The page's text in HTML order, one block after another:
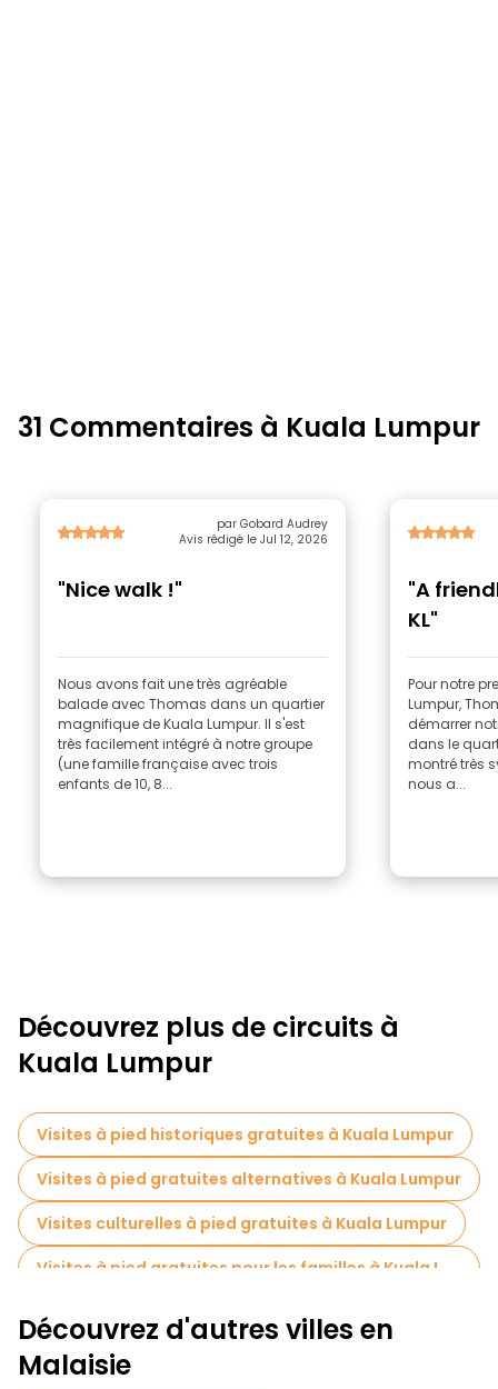
31 Commentaires à Kuala Lumpur
par Gobard Audrey
Avis rédigé le Jul 12, 2026
"Nice walk !"
Nous avons fait une très agréable
balade avec Thomas dans un quartier
magnifique de Kuala Lumpur. Il s'est
très facilement intégré à notre groupe
(une famille française avec trois
enfants de 10, 8...
"A
KL"
Pour notre
Lumpur,
démarrer
dans le
montré très
nous a...
Découvrez plus de circuits à
Kuala Lumpur
Visites à pied historiques gratuites à Kuala Lumpur
Visites à pied gratuites alternatives à Kuala Lumpur
Visites culturelles à pied gratuites à Kuala Lumpur
Musées en Kuala Lumpur
Visites de dégustation locales à Kuala Lumpur
Découvrez d'autres villes en
Malaisie